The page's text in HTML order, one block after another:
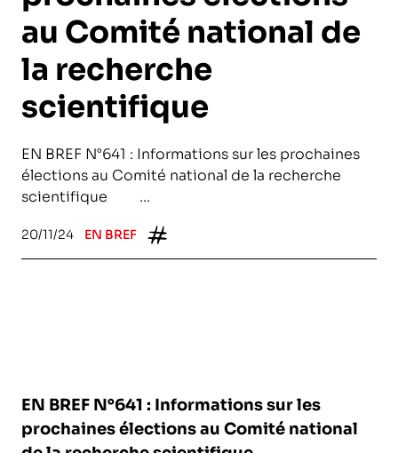
au Comité national de
la recherche
scientifique
EN BREF N°641 : Informations sur les prochaines
élections au Comité national de la recherche
scientifique ...
20/11/24 EN BREF
EN BREF N°641 : Informations sur les
prochaines élections au Comité national